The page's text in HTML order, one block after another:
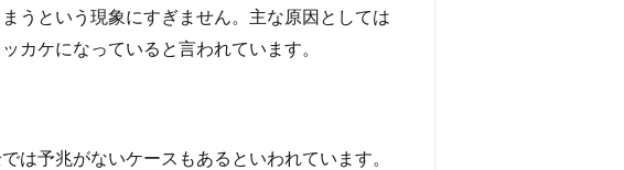
うという現象にすぎません。主な原因としては
カケになっていると言われています。
は予兆がないケースもあるといわれています。